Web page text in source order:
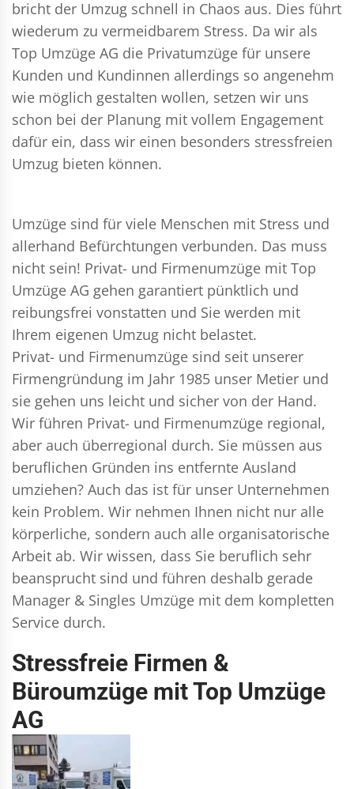
bricht der Umzug schnell in Chaos aus. Dies führt
wiederum zu vermeidbarem Stress. Da wir als
Top Umzüge AG die Privatumzüge für unsere
Kunden und Kundinnen allerdings so angenehm
wie möglich gestalten wollen, setzen wir uns
schon bei der Planung mit vollem Engagement
dafür ein, dass wir einen besonders stressfreien
Umzug bieten können.
Umzüge sind für viele Menschen mit Stress und
allerhand Befürchtungen verbunden. Das muss
nicht sein! Privat- und Firmenumzüge mit Top
Umzüge AG gehen garantiert pünktlich und
reibungsfrei vonstatten und Sie werden mit
Ihrem eigenen Umzug nicht belastet.
Privat- und Firmenumzüge sind seit unserer
Firmengründung im Jahr 1985 unser Metier und
sie gehen uns leicht und sicher von der Hand.
Wir führen Privat- und Firmenumzüge regional,
aber auch überregional durch. Sie müssen aus
beruflichen Gründen ins entfernte Ausland
umziehen? Auch das ist für unser Unternehmen
kein Problem. Wir nehmen Ihnen nicht nur alle
körperliche, sondern auch alle organisatorische
Arbeit ab. Wir wissen, dass Sie beruflich sehr
beansprucht sind und führen deshalb gerade
Manager & Singles Umzüge mit dem kompletten
Service durch.
Stressfreie Firmen &
Büroumzüge mit Top Umzüge
AG